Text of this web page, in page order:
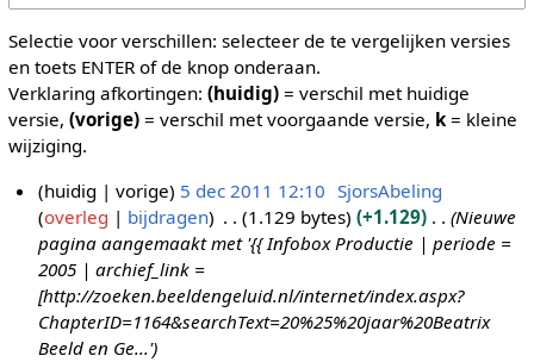
Selectie voor verschillen: selecteer de te vergelijken versies
en toets ENTER of de knop onderaan.
Verklaring afkortingen: (huidig)= verschil met huidige
versie, (vorige)= verschil met voorgaande versie, k= kleine
wijziging.
huidig vorige 5 dec 2011 12:10 SjorsAbeling
overleg
bijdragen 1.129 bytes +1.129
Nieuwe
pagina aangemaakt met '{{ Infobox Productie | periode =
2005 | archief_link =
[http://zoeken.beeldengeluid.nl/internet/index.aspx?
ChapterID=1164&searchText=20%25%20jaar%20Beatrix
Beeld en Ge...'